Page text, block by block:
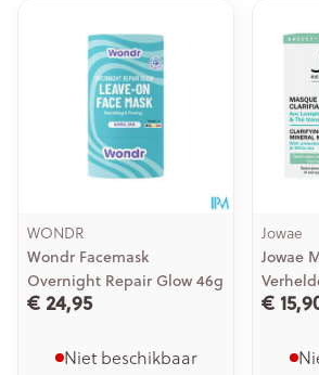
WONDR
Wondr Facemask
Overnight Repair Glow 46g
€ 24,95
Niet beschikbaar
Jowae
Jowae
€